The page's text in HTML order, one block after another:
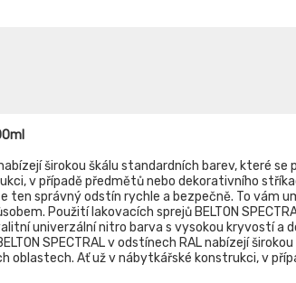
širokou škálu standardních barev, které se
v případě předmětů nebo dekorativního
ten správný odstín rychle a bezpečně. To vám
Použití lakovacích sprejů BELTON
univerzální nitro barva s vysokou kryvostí a
SPECTRAL v odstínech RAL nabízejí širokou
oblastech. Ať už v nábytkářské konstrukci, v